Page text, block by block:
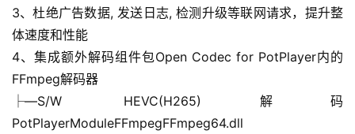
3、杜绝广告数据, 发送日志, 检测升级等联网请求，提升整
体速度和性能
4、集成额外解码组件包Open Codec for PotPlayer内的
FFmpeg解码器
├—S/W HEVC(H265)解码
PotPlayerModuleFFmpegFFmpeg64.dll